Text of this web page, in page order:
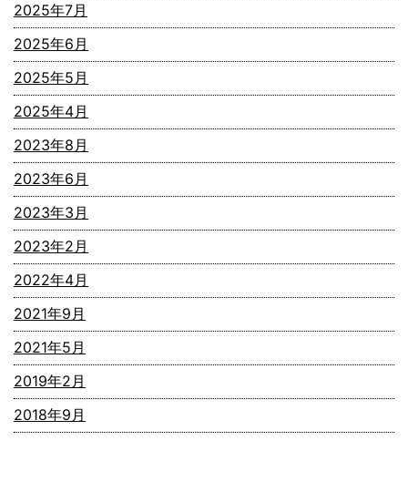
2025年7月
2025年6月
2025年5月
2025年4月
2023年8月
2023年6月
2023年3月
2023年2月
2022年4月
2021年9月
2021年5月
2019年2月
2018年9月